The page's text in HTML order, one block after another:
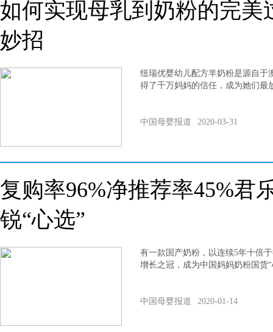
如何实现母乳到奶粉的完
妙招
纽瑞优婴幼儿配方羊奶粉是源自于
得了千万妈妈的信任，成为她们最
中国母婴报道 2020-03-31
复购率96%净推荐率45%君
锐“心选”
有一款国产奶粉，以连续5年十倍
增长之冠，成为中国妈妈奶粉国货
中国母婴报道 2020-01-14